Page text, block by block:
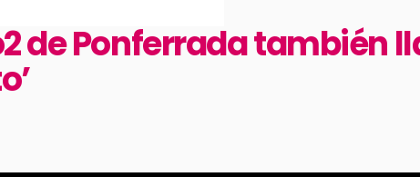
de Ponferrada también